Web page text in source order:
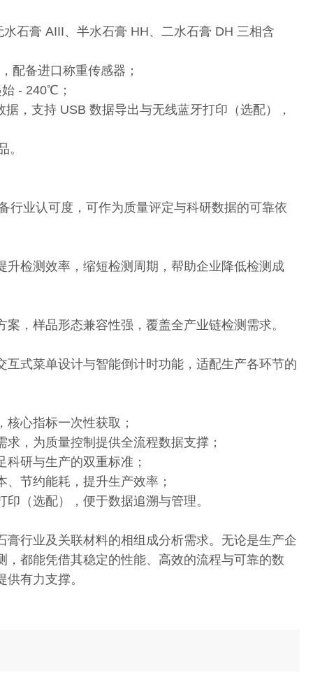
石膏 AIII、半水石膏 HH、二水石膏 DH 三相含
配备进口称重传感器；
- 240℃；
，支持 USB 数据导出与无线蓝牙打印（选配），
。
行业认可度，可作为质量评定与科研数据的可靠依
检测效率，缩短检测周期，帮助企业降低检测成
，样品形态兼容性强，覆盖全产业链检测需求。
式菜单设计与智能倒计时功能，适配生产各环节的
心指标一次性获取；
，为质量控制提供全流程数据支撑；
研与生产的双重标准；
节约能耗，提升生产效率；
（选配），便于数据追溯与管理。
膏行业及关联材料的相组成分析需求。无论是生产企
都能凭借其稳定的性能、高效的流程与可靠的数
有力支撑。